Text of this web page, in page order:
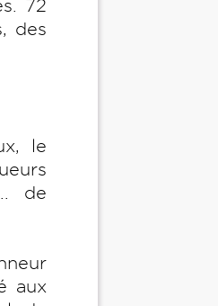
72
des
le
de
aux